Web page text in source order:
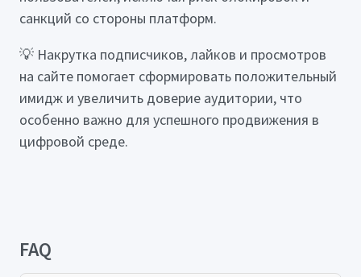
санкций со стороны платформ.
💡 Накрутка подписчиков, лайков и просмотров
на сайте помогает сформировать положительный
имидж и увеличить доверие аудитории, что
особенно важно для успешного продвижения в
цифровой среде.
FAQ